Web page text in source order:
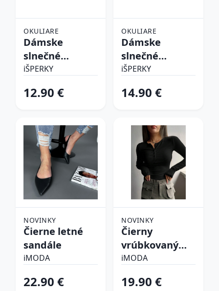
OKULIARE
Dámske
slnečné
okuliare
iŠPERKY
12.90 €
OKULIARE
Dámske
slnečné
okuliare
iŠPERKY
14.90 €
NOVINKY
Čierne letné
sandále
iMODA
22.90 €
NOVINKY
Čierny
vrúbkovaný
top
iMODA
19.90 €